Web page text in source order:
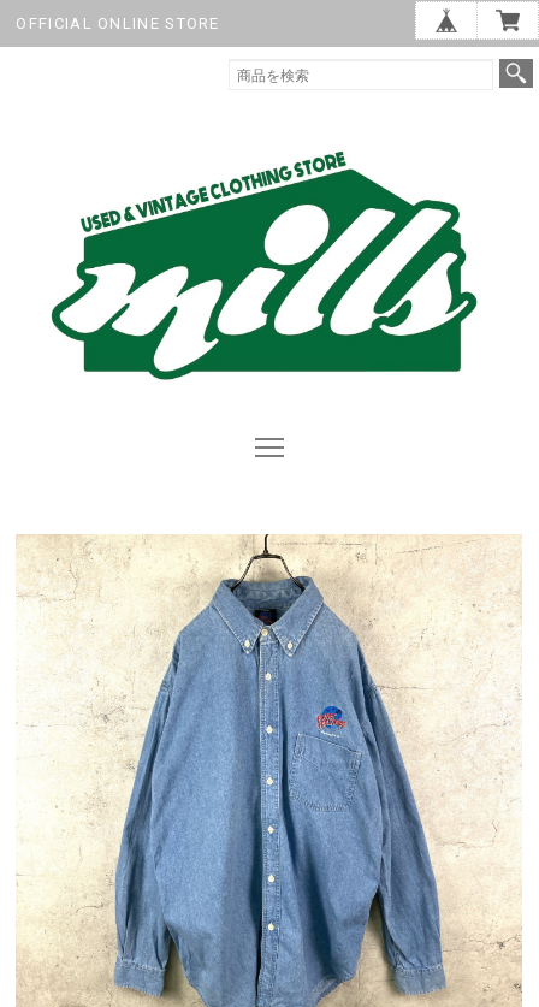
OFFICIAL ONLINE STORE